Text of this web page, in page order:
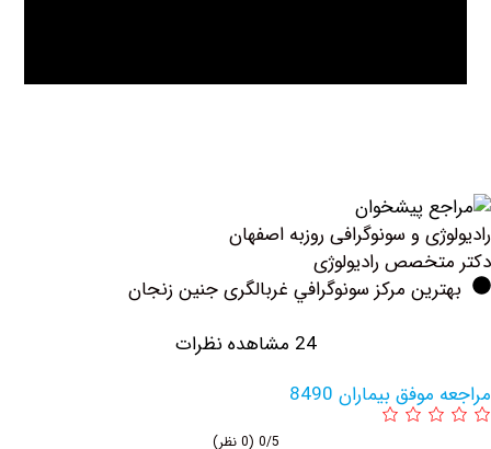
و سونوگرافی روزبه اصفهان
رادیولوژی
مرکز سونوگرافي غربالگری جنین زنجان
بیماران 8490